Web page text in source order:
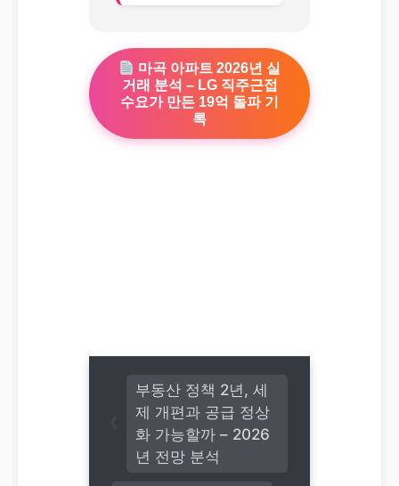
마곡 아파트 2026년 실
거래 분석 – LG 직주근접
수요가 만든 19억 돌파 기
록
부동산 정책 2년, 세
제 개편과 공급 정상
화 가능할까 – 2026
년 전망 분석